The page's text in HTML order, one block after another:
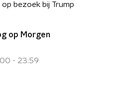
op bezoek bij Trump
op Morgen
- 23:59